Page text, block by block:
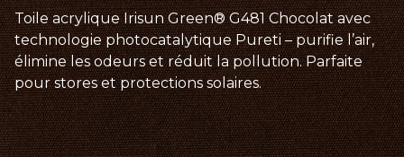
Toile acrylique Irisun Green® G481 Chocolat avec
technologie photocatalytique Pureti – purifie l’air,
élimine les odeurs et réduit la pollution. Parfaite
pour stores et protections solaires.